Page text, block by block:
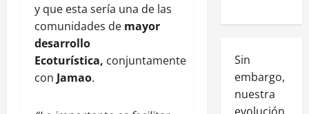
y que esta sería una de las
comunidades de mayor
desarrollo
Ecoturística, conjuntamente
con Jamao.
Sin
embargo,
nuestra